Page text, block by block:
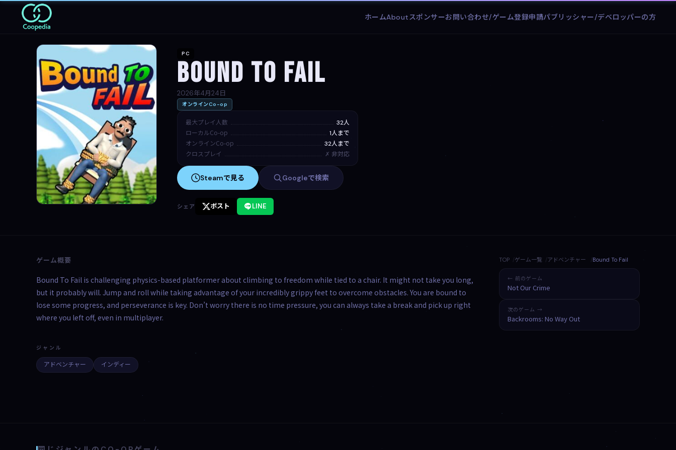
ホームAboutスポンサーお問い合わせ/ゲーム登録申請パブリッシャー/デベロッパーの方
PC
Bound To Fail
2026年4月24日
オンラインCo-op
最大プレイ人数 32人
ローカルCo-op 1人まで
オンラインCo-op 32人まで
クロスプレイ ✗ 非対応
Steamで見る Googleで検索
シェア ポスト LINE
ゲーム概要
Bound To Fail is challenging physics-based platformer about climbing to freedom while tied to a chair. It might not take you long,
but it probably will. Jump and roll while taking advantage of your incredibly grippy feet to overcome obstacles. You are bound to
lose some progress, and perseverance is key. Don’t worry there is no time pressure, you can always take a break and pick up right
where you left off, even in multiplayer.
ジャンル
アドベンチャー インディー
TOP ゲーム一覧 アドベンチャー Bound To Fail
← 前のゲーム
Not Our Crime
次のゲーム →
Backrooms: No Way Out